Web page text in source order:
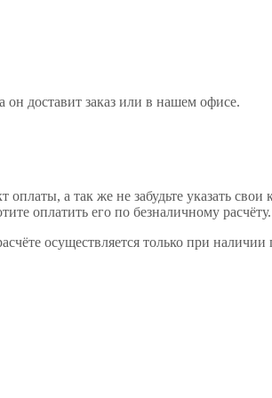
он доставит заказ или в нашем офисе.
а так же не забудьте указать
оплатить его по безналичному расчёту.
осуществляется только при наличии